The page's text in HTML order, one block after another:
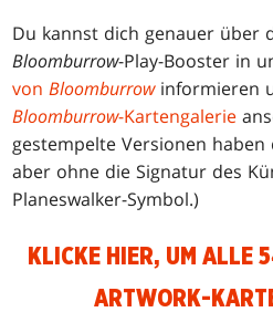
Du kannst dich genauer über
Bloomburrow-Play-Booster in
vonBloomburrowinformieren
Bloomburrow-Kartengalerie
gestempelte Versionen
aber ohne die Signatur des
Planeswalker-Symbol.)
KLICKE HIER, UM ALLE
ARTWORK-